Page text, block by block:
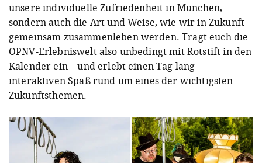
unsere individuelle Zufriedenheit in München,
sondern auch die Art und Weise, wie wir in Zukunft
gemeinsam zusammenleben werden. Tragt euch die
ÖPNV-Erlebniswelt also unbedingt mit Rotstift in den
Kalender ein – und erlebt einen Tag lang
interaktiven Spaß rund um eines der wichtigsten
Zukunftsthemen.